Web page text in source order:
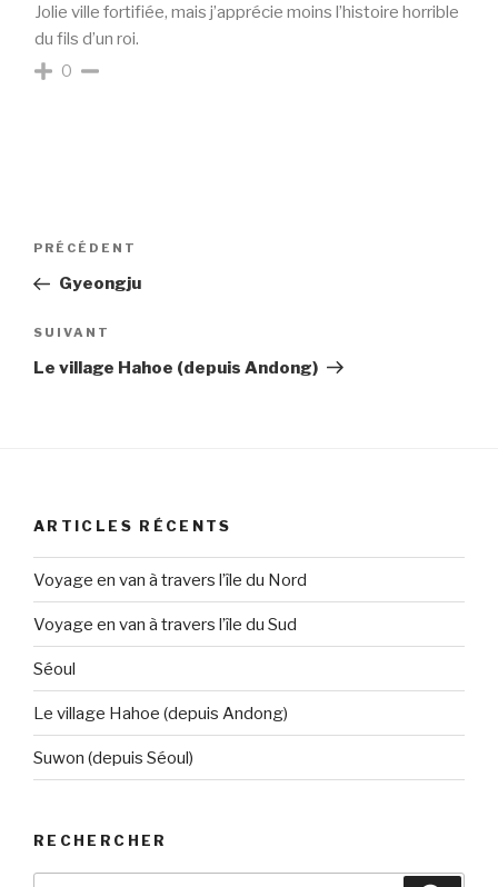
Jolie ville fortifiée, mais j’apprécie moins l’histoire horrible
du fils d’un roi.
0
PRÉCÉDENT
Gyeongju
SUIVANT
Le village Hahoe (depuis Andong)
ARTICLES RÉCENTS
Voyage en van à travers l’île du Nord
Voyage en van à travers l’île du Sud
Séoul
Le village Hahoe (depuis Andong)
Suwon (depuis Séoul)
RECHERCHER